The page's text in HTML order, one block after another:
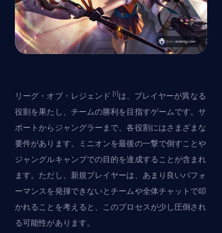
リーグ・オブ・レジェンド [1] は、プレイヤーが異なる
役割を果たし、チームの勝利を目指すゲームです。サ
ポートからジャングラーまで、各役割にはさまざまな
要件があります。ミニオンを最後の一撃で倒すことや
ジャングルキャンプでの目的を達成することが含まれ
ます。ただし、新規プレイヤーは、あまり良いパフォ
ーマンスを発揮できないとチームや全体チャットで叩
かれることを考えると、このプロセスが少し圧倒され
る可能性があります。